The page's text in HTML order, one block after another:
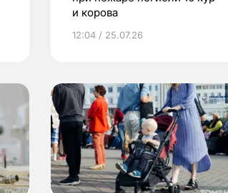
и корова
12:04 / 25.07.26